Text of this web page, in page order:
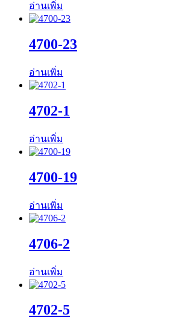
อ่านเพิ่ม
4700-23
อ่านเพิ่ม
4702-1
อ่านเพิ่ม
4700-19
อ่านเพิ่ม
4706-2
อ่านเพิ่ม
4702-5